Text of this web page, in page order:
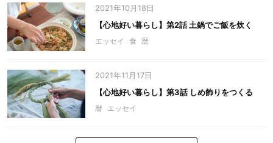
2021年10月18日
【心地好い暮らし】第2話 土鍋でご飯を炊く
エッセイ 食 暦
2021年11月17日
【心地好い暮らし】第3話 しめ飾りをつくる
暦 エッセイ